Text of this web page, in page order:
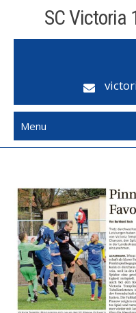
content
SC Victoria
Menu